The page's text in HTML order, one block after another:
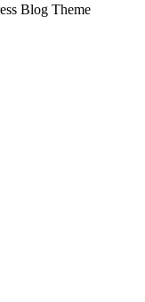
Blog Theme